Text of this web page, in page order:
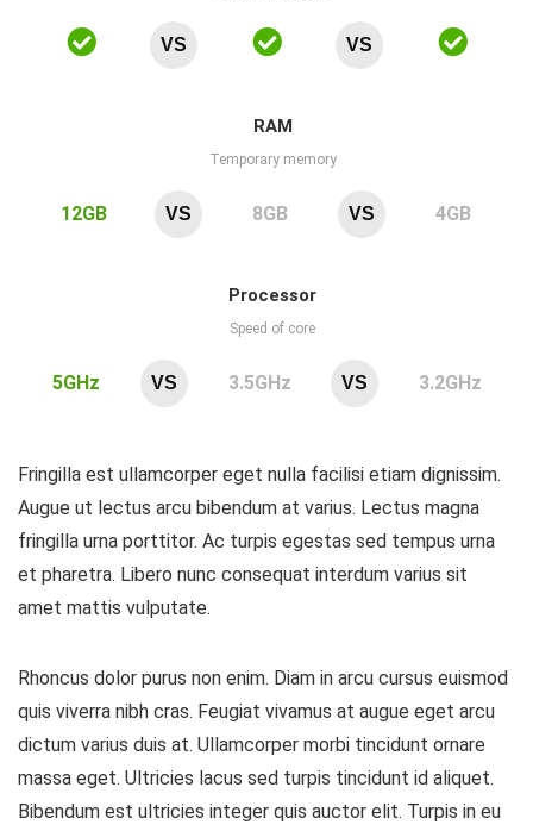
VS VS
RAM
Temporary memory
12GB VS 8GB VS 4GB
Processor
Speed of core
5GHz VS 3.5GHz VS 3.2GHz
Fringilla est ullamcorper eget nulla facilisi etiam dignissim.
Augue ut lectus arcu bibendum at varius. Lectus magna
fringilla urna porttitor. Ac turpis egestas sed tempus urna
et pharetra. Libero nunc consequat interdum varius sit
amet mattis vulputate.
Rhoncus dolor purus non enim. Diam in arcu cursus euismod
quis viverra nibh cras. Feugiat vivamus at augue eget arcu
dictum varius duis at. Ullamcorper morbi tincidunt ornare
massa eget. Ultricies lacus sed turpis tincidunt id aliquet.
Bibendum est ultricies integer quis auctor elit. Turpis in eu